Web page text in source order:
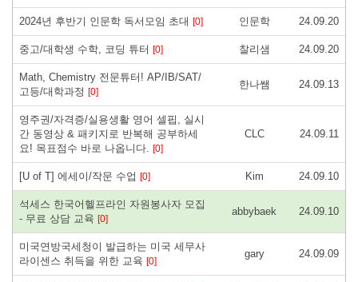
2024년 후반기 인문학 독서모임 초대 [0] 인문학 24.09.20
중고/대학생 수학, 코딩 튜터 [0] 찰리샘 24.09.20
Math, Chemistry 전문튜터! AP/IB/SAT/
고등/대학과정 [0]
한나쌤 24.09.13
영주권/자격증/실용생활 영어 셀핍, 실시
간 동영상 & 패키지로 반복해 공부하세
요! 목표점수 바로 나옵니다. [0]
CLC 24.09.11
[U of T] 에세이/작문 수업 [0] Kim 24.09.10
석세스 한국어헬프라인 자원봉사자 모집
- 무료 상담 교육 [0]
abbybaek 24.09.10
미국연방국세청이 발급하는 미국 세무사
라이센스 취득을 위한 교육 [0]
gary 24.09.09